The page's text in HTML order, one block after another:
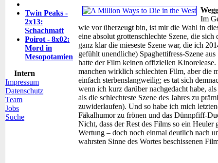
Twin Peaks -
2x13:
Schachmatt
Poirot - 8x02:
Mord in
Mesopotamien
Intern
Impressum
Datenschutz
Team
Jobs
Suche
Im
wie vor überzeugt bin, ist mir die Wahl in
eine absolut grottenschlechte Szene, die
ganz klar die mieseste Szene war, die ich
gefühlt unendliche) Spaghettifress-Szene
hatte der Film keinen offiziellen
manchen wirklich schlechten Film, aber die
einfach sterbenslangweilig; es tat sich
wenn ich kurz darüber nachgedacht habe,
als die schlechteste Szene des Jahres zu
zuwiderlaufen). Und so habe ich mich
Fäkalhumor zu frönen und das Dünnpfiff-
Nicht, dass der Rest des Films so ein Heuler
Wertung – doch noch einmal deutlich nach
wahrsten Sinne des Wortes beschissenen